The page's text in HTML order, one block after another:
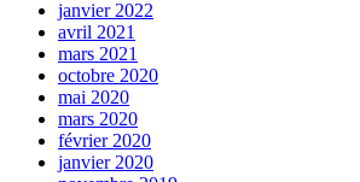
janvier 2022
avril 2021
mars 2021
octobre 2020
mai 2020
mars 2020
février 2020
janvier 2020